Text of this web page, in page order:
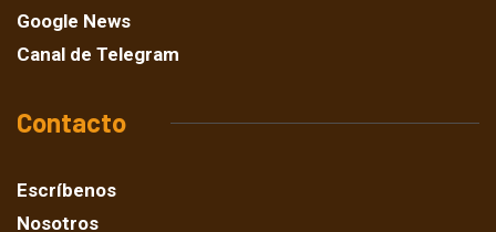
Google News
Canal de Telegram
Contacto
Escríbenos
Nosotros